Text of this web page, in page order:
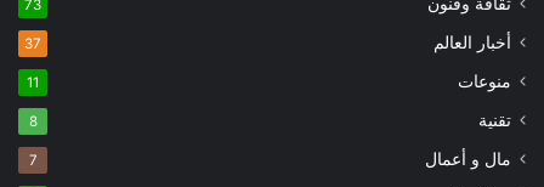
73
أخبار العالم 37
منوعات 11
تقنية 8
مال و أعمال 7